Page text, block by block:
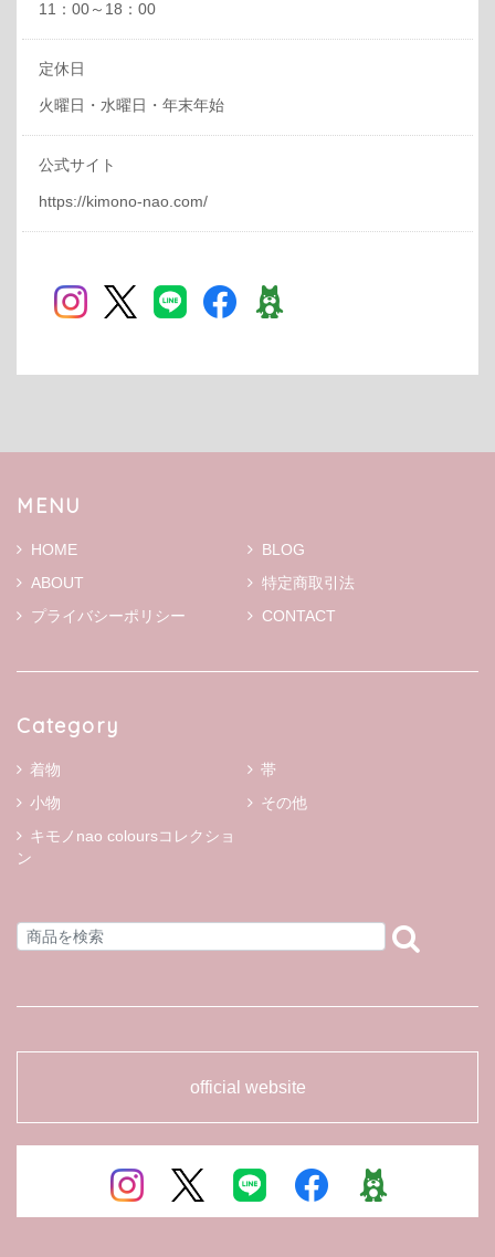
11：00～18：00
定休日
火曜日・水曜日・年末年始
公式サイト
https://kimono-nao.com/
MENU
HOME
BLOG
ABOUT
特定商取引法
プライバシーポリシー
CONTACT
Category
着物
帯
小物
その他
キモノnao coloursコレクショ
ン
official website